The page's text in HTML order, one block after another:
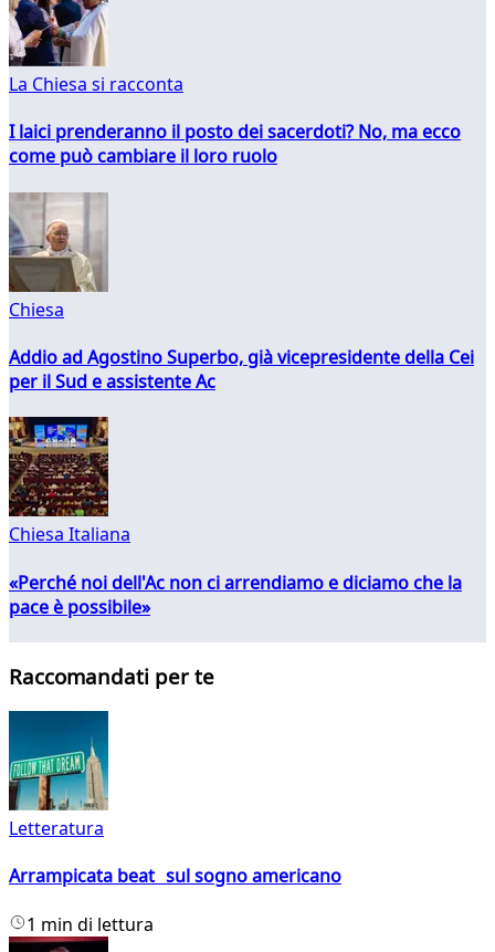
La Chiesa si racconta
I laici prenderanno il posto dei sacerdoti? No, ma ecco
come può cambiare il loro ruolo
Chiesa
Addio ad Agostino Superbo, già vicepresidente della Cei
per il Sud e assistente Ac
Chiesa Italiana
«Perché noi dell'Ac non ci arrendiamo e diciamo che la
pace è possibile»
Raccomandati per te
Letteratura
Arrampicata beat sul sogno americano
1 min di lettura